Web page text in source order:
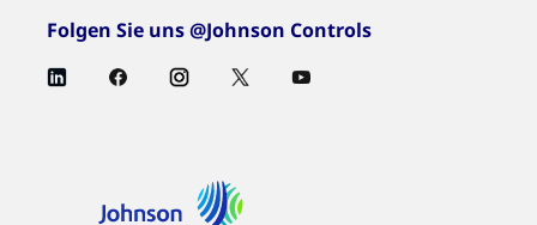
Folgen Sie uns @Johnson Controls